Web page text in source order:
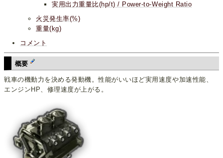
実用出力重量比(hp/t) / Power-to-Weight Ratio
火災発生率(%)
重量(kg)
コメント
概要
戦車の機動力を決める発動機。性能がいいほど実用速度や加速性能、
エンジンHP、修理速度が上がる。